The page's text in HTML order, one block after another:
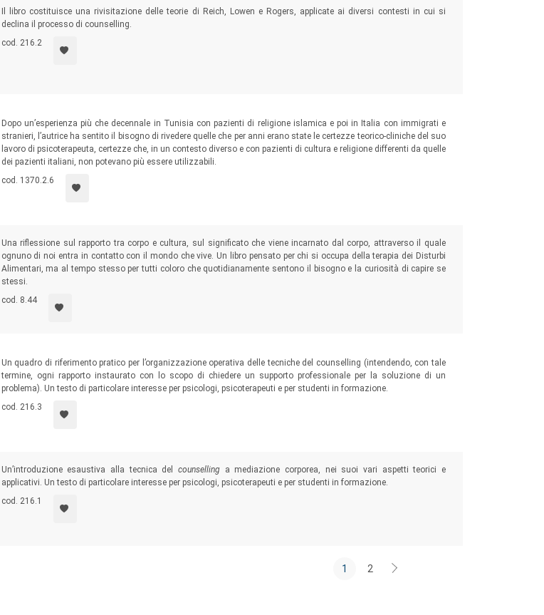
Il libro costituisce una rivisitazione delle teorie di Reich, Lowen e Rogers, applicate ai diversi contesti in cui si
declina il processo di counselling.
cod. 216.2
Dopo un’esperienza più che decennale in Tunisia con pazienti di religione islamica e poi in Italia con immigrati e
stranieri, l’autrice ha sentito il bisogno di rivedere quelle che per anni erano state le certezze teorico-cliniche del suo
lavoro di psicoterapeuta, certezze che, in un contesto diverso e con pazienti di cultura e religione differenti da quelle
dei pazienti italiani, non potevano più essere utilizzabili.
cod. 1370.2.6
Una riflessione sul rapporto tra corpo e cultura, sul significato che viene incarnato dal corpo, attraverso il quale
ognuno di noi entra in contatto con il mondo che vive. Un libro pensato per chi si occupa della terapia dei Disturbi
Alimentari, ma al tempo stesso per tutti coloro che quotidianamente sentono il bisogno e la curiosità di capire se
stessi.
cod. 8.44
Un quadro di riferimento pratico per l’organizzazione operativa delle tecniche del counselling (intendendo, con tale
termine, ogni rapporto instaurato con lo scopo di chiedere un supporto professionale per la soluzione di un
problema). Un testo di particolare interesse per psicologi, psicoterapeuti e per studenti in formazione.
cod. 216.3
Un’introduzione esaustiva alla tecnica del counselling a mediazione corporea, nei suoi vari aspetti teorici e
applicativi. Un testo di particolare interesse per psicologi, psicoterapeuti e per studenti in formazione.
cod. 216.1
1 2